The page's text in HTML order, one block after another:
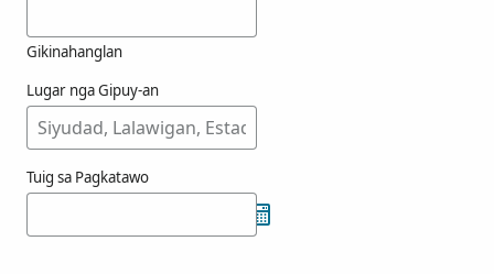
Gikinahanglan
Lugar nga Gipuy-an
Tuig sa Pagkatawo